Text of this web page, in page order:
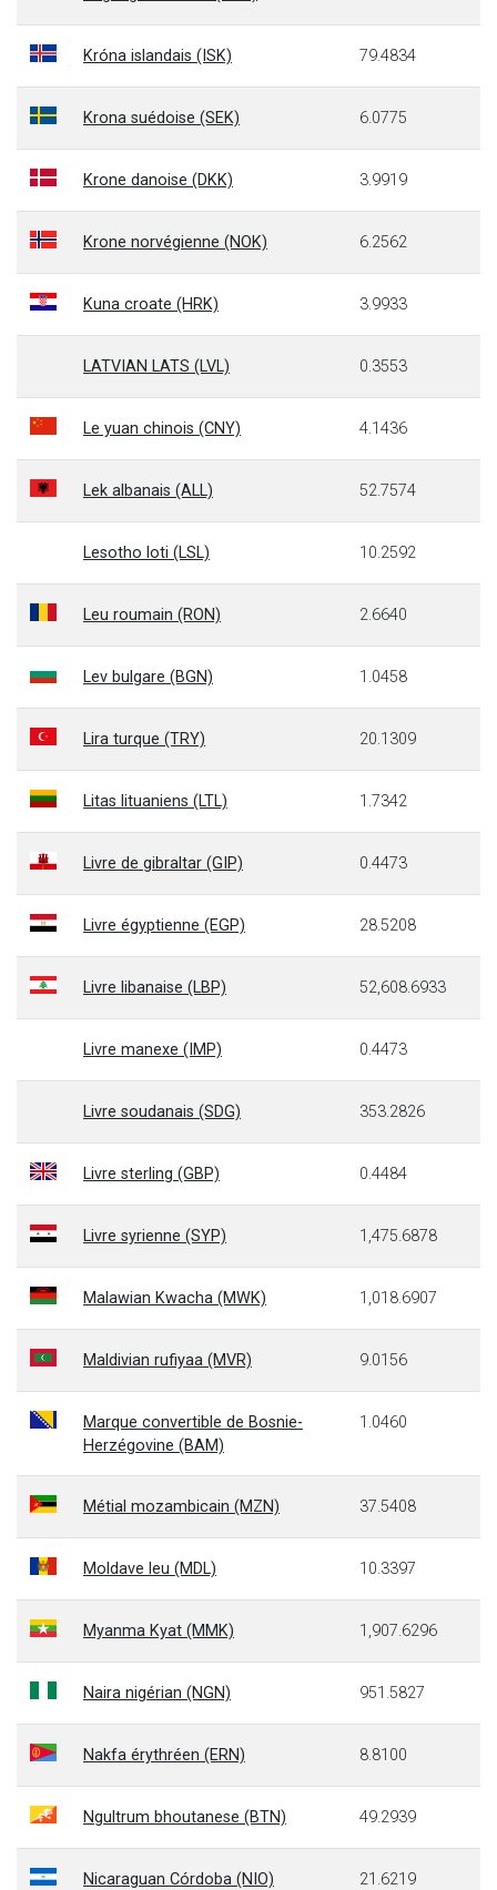
Króna islandais (ISK) 79.4834
Krona suédoise (SEK) 6.0775
Krone danoise (DKK) 3.9919
Krone norvégienne (NOK) 6.2562
Kuna croate (HRK) 3.9933
LATVIAN LATS (LVL) 0.3553
Le yuan chinois (CNY) 4.1436
Lek albanais (ALL) 52.7574
Lesotho loti (LSL) 10.2592
Leu roumain (RON) 2.6640
Lev bulgare (BGN) 1.0458
Lira turque (TRY) 20.1309
Litas lituaniens (LTL) 1.7342
Livre de gibraltar (GIP) 0.4473
Livre égyptienne (EGP) 28.5208
Livre libanaise (LBP) 52,608.6933
Livre manexe (IMP) 0.4473
Livre soudanais (SDG) 353.2826
Livre sterling (GBP) 0.4484
Livre syrienne (SYP) 1,475.6878
Malawian Kwacha (MWK) 1,018.6907
Maldivian rufiyaa (MVR) 9.0156
Marque convertible de Bosnie-
Herzégovine (BAM)
1.0460
Métial mozambicain (MZN) 37.5408
Moldave leu (MDL) 10.3397
Myanma Kyat (MMK) 1,907.6296
Naira nigérian (NGN) 951.5827
Nakfa érythréen (ERN) 8.8100
Ngultrum bhoutanese (BTN) 49.2939
Nicaraguan Córdoba (NIO) 21.6219